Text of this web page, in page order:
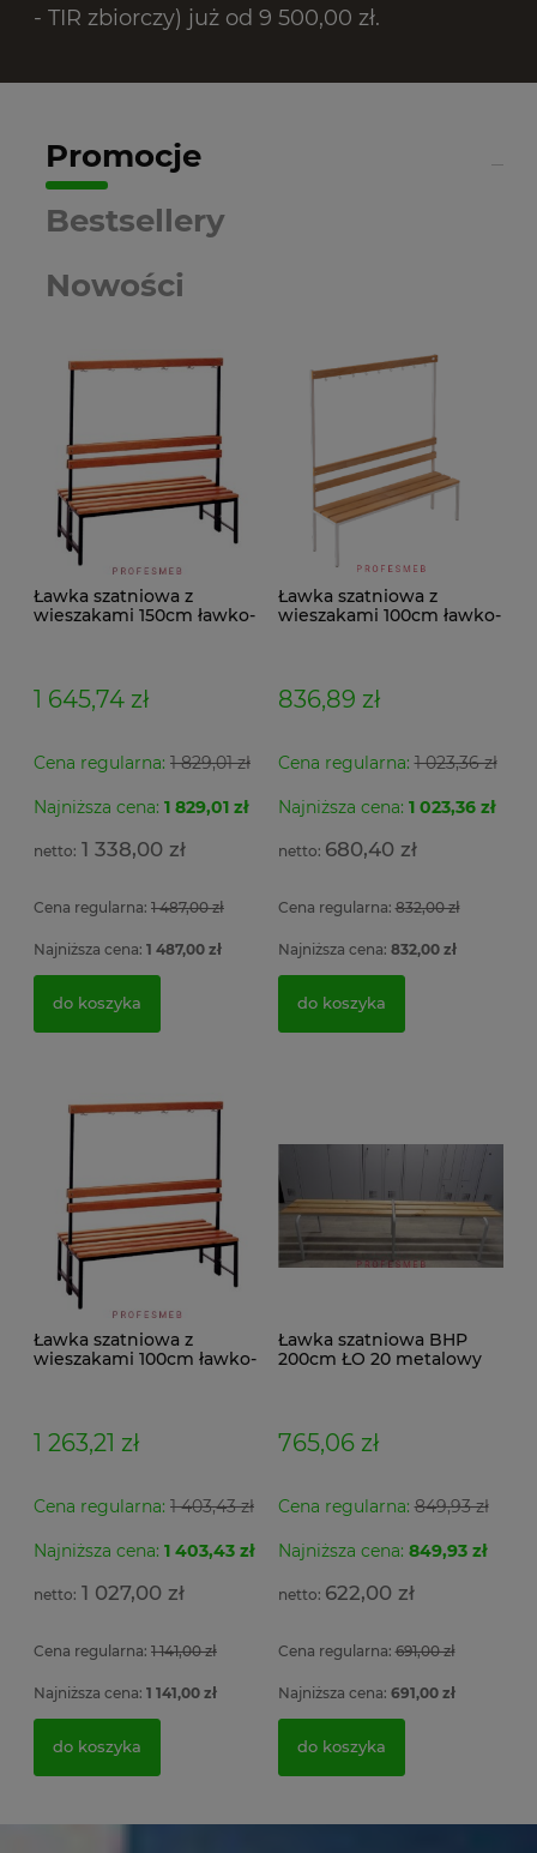
- TIR zbiorczy) już od 9 500,00 zł.
Promocje
Nowości
Bestsellery
Ławka szatniowa z
wieszakami 150cm ławko-
1 645,74 zł
Cena regularna: 1 829,01 zł
Najniższa cena: 1 829,01 zł
1 338,00 zł
Cena regularna: 1 487,00 zł
Najniższa cena: 1 487,00 zł
do koszyka
Ławka szatniowa z
wieszakami 100cm ławko-
836,89 zł
Cena regularna:1 023,36 zł
Najniższa cena: 1 023,36 zł
680,40 zł
Cena regularna:832,00 zł
Najniższa cena: 832,00 zł
do koszyka
Ławka szatniowa z
wieszakami 100cm ławko-
1 263,21 zł
Cena regularna: 1 403,43 zł
Najniższa cena: 1 403,43 zł
1 027,00 zł
Cena regularna: 1 141,00 zł
Najniższa cena: 1 141,00 zł
do koszyka
Ławka szatniowa BHP
200cm ŁO 20 metalowy
765,06 zł
Cena regularna:849,93 zł
Najniższa cena: 849,93 zł
622,00 zł
Cena regularna:691,00 zł
Najniższa cena: 691,00 zł
do koszyka